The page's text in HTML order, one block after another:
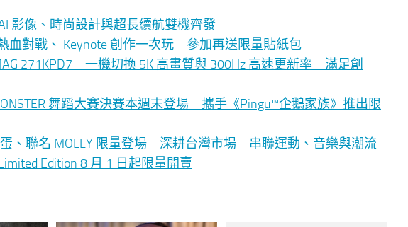
影像、時尚設計與超長續航雙機齊發
血對戰、 Keynote 創作一次玩 參加再送限量貼紙包
271KPD7 一機切換 5K 高畫質與 300Hz 高速更新率 滿足創
舞蹈大賽決賽本週末登場 攜手《Pingu™企鵝家族》推出限
、聯名 MOLLY 限量登場 深耕台灣市場 串聯運動、音樂與潮流
Edition 8 月 1 日起限量開賣